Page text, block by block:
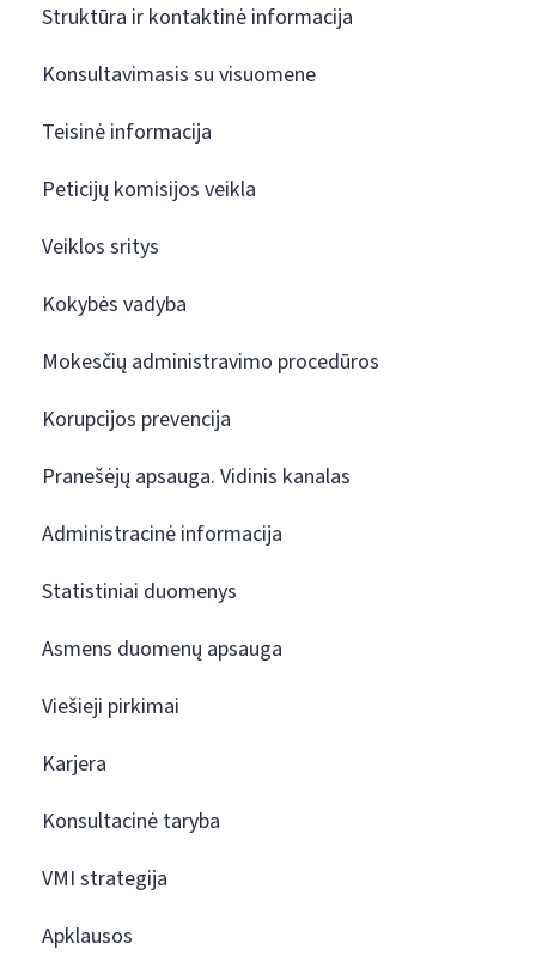
Struktūra ir kontaktinė informacija
Konsultavimasis su visuomene
Teisinė informacija
Peticijų komisijos veikla
Veiklos sritys
Kokybės vadyba
Mokesčių administravimo procedūros
Korupcijos prevencija
Pranešėjų apsauga. Vidinis kanalas
Administracinė informacija
Statistiniai duomenys
Asmens duomenų apsauga
Viešieji pirkimai
Karjera
Konsultacinė taryba
VMI strategija
Apklausos